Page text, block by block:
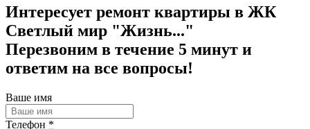
Интересует ремонт квартиры в ЖК
Светлый мир "Жизнь..."
Перезвоним в течение 5 минут и
ответим на все вопросы!
Ваше имя
Телефон *